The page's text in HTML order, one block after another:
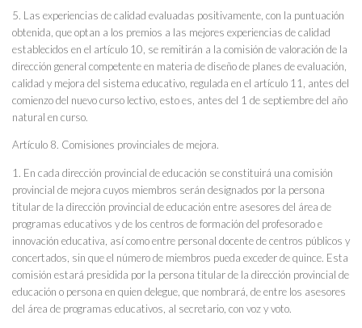
5. Las experiencias de calidad evaluadas positivamente, con la puntuación
obtenida, que optan a los premios a las mejores experiencias de calidad
establecidos en el artículo 10, se remitirán a la comisión de valoración de la
dirección general competente en materia de diseño de planes de evaluación,
calidad y mejora del sistema educativo, regulada en el artículo 11, antes del
comienzo del nuevo curso lectivo, esto es, antes del 1 de septiembre del año
natural en curso.
Artículo 8. Comisiones provinciales de mejora.
1. En cada dirección provincial de educación se constituirá una comisión
provincial de mejora cuyos miembros serán designados por la persona
titular de la dirección provincial de educación entre asesores del área de
programas educativos y de los centros de formación del profesorado e
innovación educativa, así como entre personal docente de centros públicos y
concertados, sin que el número de miembros pueda exceder de quince. Esta
comisión estará presidida por la persona titular de la dirección provincial de
educación o persona en quien delegue, que nombrará, de entre los asesores
del área de programas educativos, al secretario, con voz y voto.